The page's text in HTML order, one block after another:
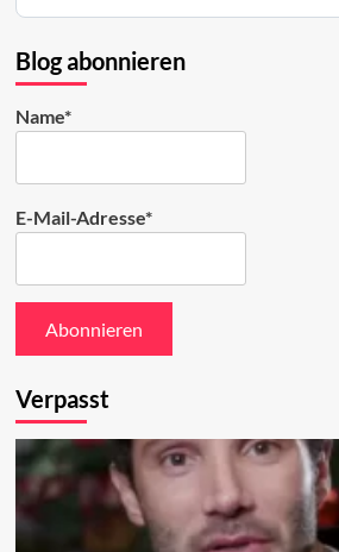
ansehen
Blog abonnieren
Name*
E-Mail-Adresse*
Verpasst